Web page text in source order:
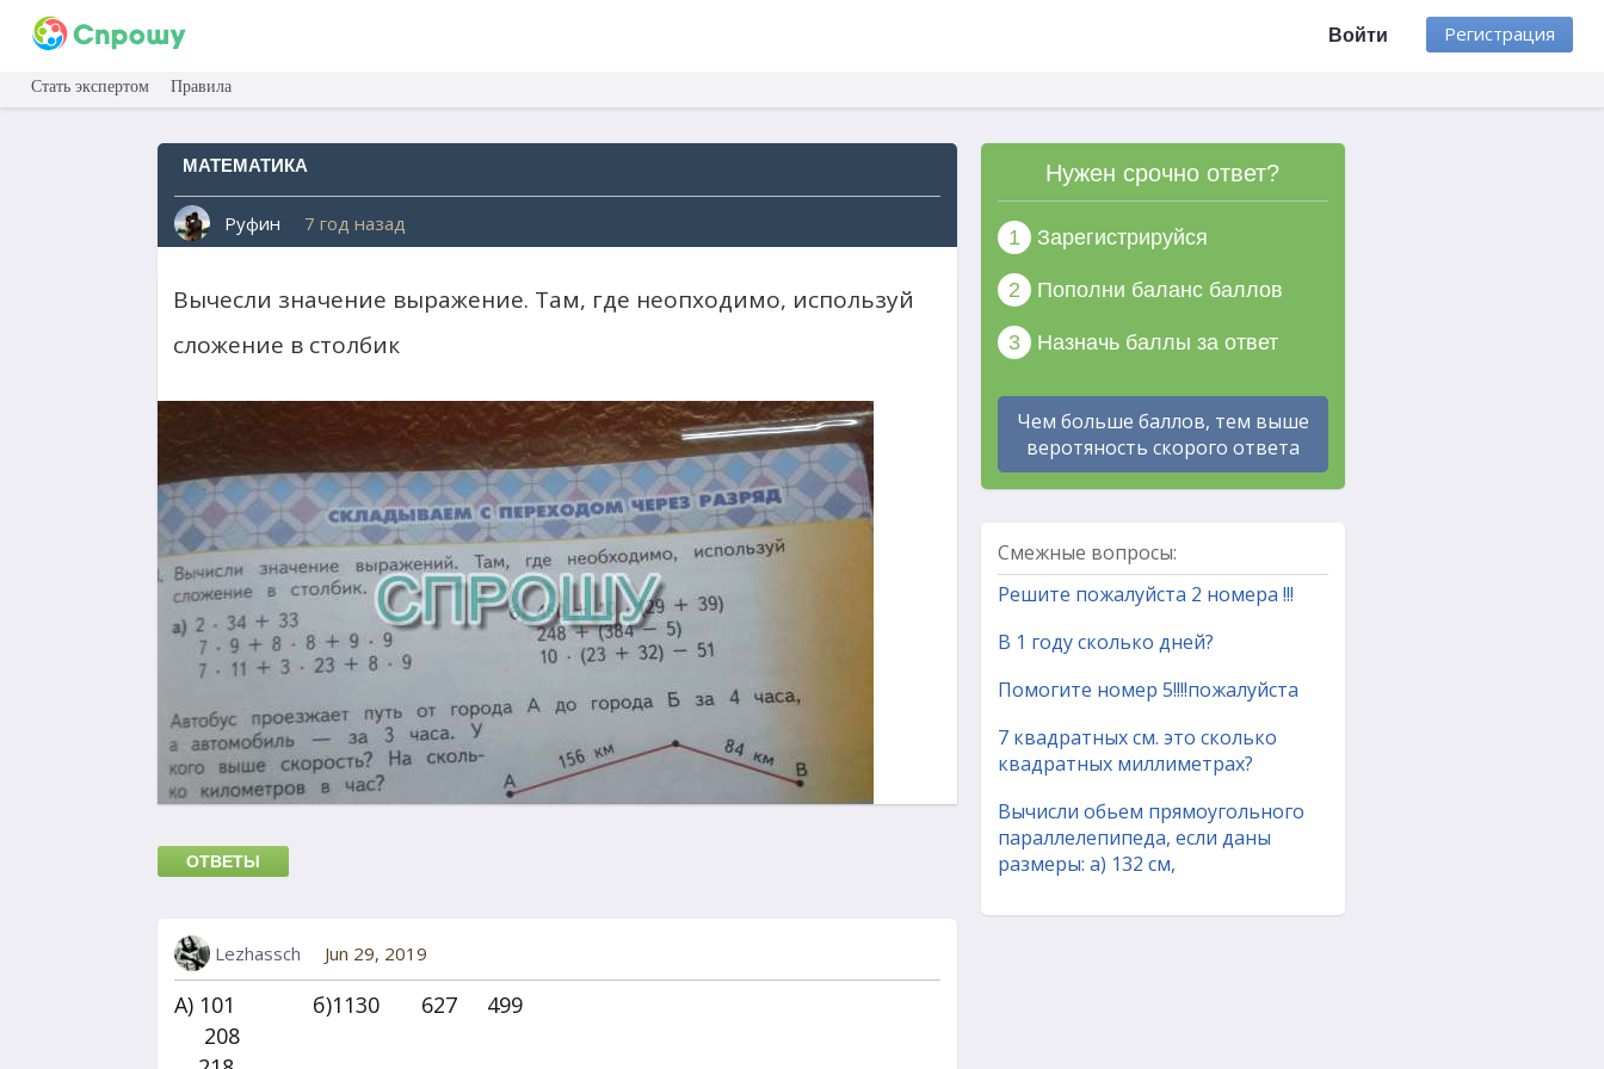
Регистрация
Войти
Стать экспертом Правила
МАТЕМАТИКА
Руфин 7 год назад
Вычесли значение выражение. Там, где неопходимо, используй
сложение в столбик
ОТВЕТЫ
Lezhassch Jun 29, 2019
А) 101 б)1130 627 499
208
Нужен срочно ответ?
1 Зарегистрируйся
2 Пополни баланс баллов
3 Назначь баллы за ответ
Чем больше баллов, тем выше
веротяность скорого ответа
Смежные вопросы:
Решите пожалуйста 2 номера !!!
В 1 году сколько дней?
Помогите номер 5!!!!пожалуйста
7 квадратных см. это сколько
квадратных миллиметрах?
Вычисли обьем прямоугольного
параллелепипеда, если даны
размеры: а) 132 см,